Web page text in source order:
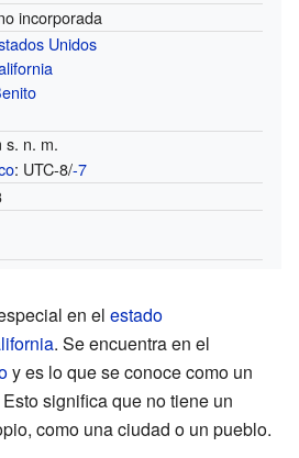
incorporada
Unidos
s. n. m.
: UTC-8/-7
en el estado
. Se encuentra en el
y es lo que se conoce como un
significa que no tiene un
como una ciudad o un pueblo.